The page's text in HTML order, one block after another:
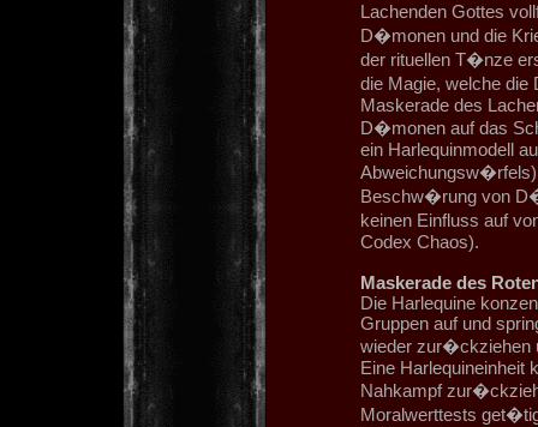
Lachenden Gottes
D�monen und die
der rituellen T�nze
die Magie, welche die
Maskerade des
D�monen auf das
ein Harlequinmodell
Beschw�rung von
keinen Einfluss auf
Codex Chaos).
Maskerade des
Die Harlequine
Gruppen auf und
wieder zur�ckziehen
Eine Harlequineinheit
Nahkampf
Moralwerttests